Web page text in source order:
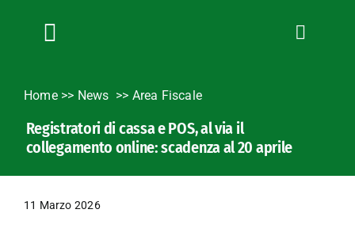
Toggle
News
Home>> News Area Fiscale
Registratori di cassa e POS, al via il
collegamento online: scadenza al 20 aprile
11 Marzo 2026